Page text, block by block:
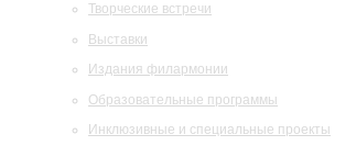
Творческие встречи
Выставки
Издания филармонии
Образовательные программы
Инклюзивные и специальные проекты